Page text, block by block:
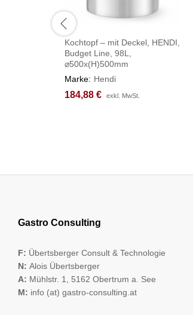
Kochtopf – mit Deckel, HENDI,
Budget Line, 98L,
⌀500x(H)500mm
Marke: Hendi
184,88 € exkl. MwSt.
184,88 € exkl. MwSt.
Gastro Consulting
F: Übertsberger Consult & Technologie
N: Alois Übertsberger
A: Mühlstr. 1, 5162 Obertrum a. See
M: info (at) gastro-consulting.at